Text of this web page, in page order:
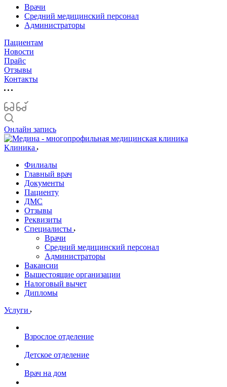
Врачи
Средний медицинский персонал
Администраторы
Пациентам
Новости
Прайс
Отзывы
Контакты
Онлайн запись
Клиника
Филиалы
Главный врач
Документы
Пациенту
ДМС
Отзывы
Реквизиты
Специалисты
Врачи
Средний медицинский персонал
Администраторы
Вакансии
Вышестоящие организации
Налоговый вычет
Дипломы
Услуги
Взрослое отделение
Детское отделение
Врач на дом